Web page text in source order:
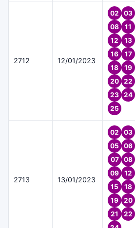
2712 12/01/2023
02
03
08
11
12
13
16
17
18
19
20
22
23
24
25
2713 13/01/2023
02
03
05
06
07
08
09
12
15
18
19
20
21
22